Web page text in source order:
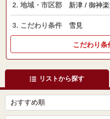
2. 地域・市区郡 新津 / 御神
3. こだわり条件 雪見
こだわり条
リストから探す